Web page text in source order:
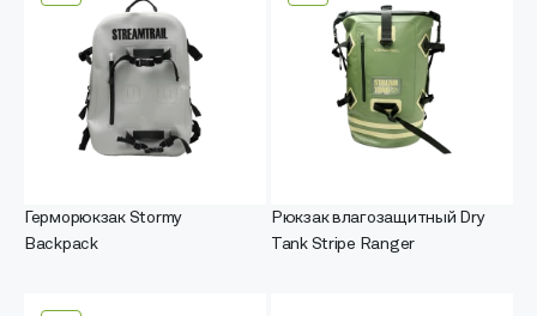
Герморюкзак Stormy
Backpack
Рюкзак влагозащитный Dry
Tank Stripe Ranger